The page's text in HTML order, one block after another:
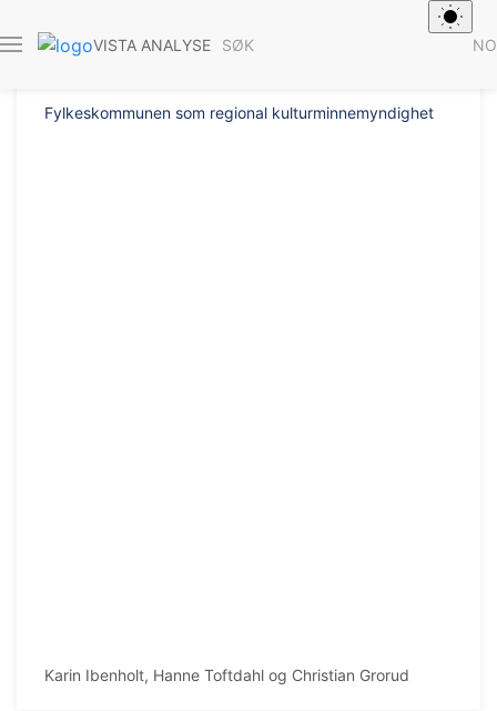
VISTA ANALYSE SØK NO
Fylkeskommunen som regional kulturminnemyndighet
Karin Ibenholt, Hanne Toftdahl og Christian Grorud